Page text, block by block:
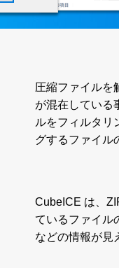
圧縮ファイルを
が混在している
ルをフィルタリ
グするファイル
CubeICE は、
ているファイル
などの情報が見